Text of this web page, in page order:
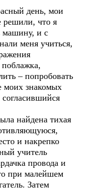
день, мои
решили, что я
машину, и с
меня учиться,
– попробовать
моих знакомых
найдена тихая
и накрепко
учитель
провода и
при малейшем
Затем